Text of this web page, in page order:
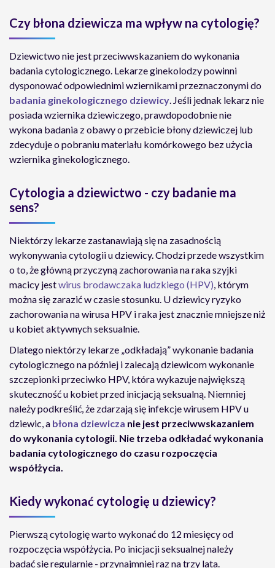
Czy błona dziewicza ma wpływ na cytologię?
Dziewictwo nie jest przeciwwskazaniem do wykonania
badania cytologicznego. Lekarze ginekolodzy powinni
dysponować odpowiednimi wziernikami przeznaczonymi do
badania ginekologicznego dziewicy. Jeśli jednak lekarz nie
posiada wziernika dziewiczego, prawdopodobnie nie
wykona badania z obawy o przebicie błony dziewiczej lub
zdecyduje o pobraniu materiału komórkowego bez użycia
wziernika ginekologicznego.
Cytologia a dziewictwo - czy badanie ma
sens?
Niektórzy lekarze zastanawiają się na zasadnością
wykonywania cytologii u dziewicy. Chodzi przede wszystkim
o to, że główną przyczyną zachorowania na raka szyjki
macicy jestwirus brodawczaka ludzkiego (HPV), którym
można się zarazić w czasie stosunku. U dziewicy ryzyko
zachorowania na wirusa HPV i raka jest znacznie mniejsze niż
u kobiet aktywnych seksualnie.
Dlatego niektórzy lekarze „odkładają” wykonanie badania
cytologicznego na później i zalecają dziewicom wykonanie
szczepionki przeciwko HPV, która wykazuje największą
skuteczność u kobiet przed inicjacją seksualną. Niemniej
należy podkreślić, że zdarzają się infekcje wirusem HPV u
dziewic, a błona dziewicza nie jest przeciwwskazaniem
do wykonania cytologii. Nie trzeba odkładać wykonania
badania cytologicznego do czasu rozpoczęcia
współżycia.
Kiedy wykonać cytologię u dziewicy?
Pierwszą cytologię warto wykonać do 12 miesięcy od
rozpoczęcia współżycia. Po inicjacji seksualnej należy
badać się regularnie - przynajmniej raz na trzy lata.